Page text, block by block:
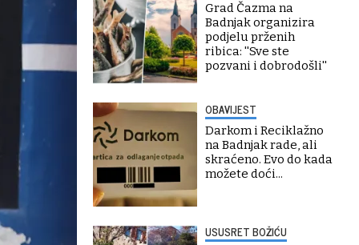
Grad Čazma na
Badnjak organizira
podjelu prženih
ribica: ''Sve ste
pozvani i dobrodošli''
OBAVIJEST
Darkom i Reciklažno
na Badnjak rade, ali
skraćeno. Evo do kada
možete doći...
USUSRET BOŽIĆU